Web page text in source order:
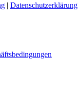
| Datenschutzerklärung